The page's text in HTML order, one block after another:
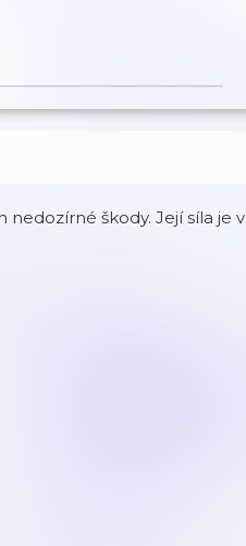
škody. Její síla je v